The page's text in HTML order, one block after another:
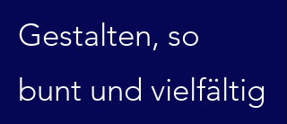
Gestalten, so
bunt und vielfältig